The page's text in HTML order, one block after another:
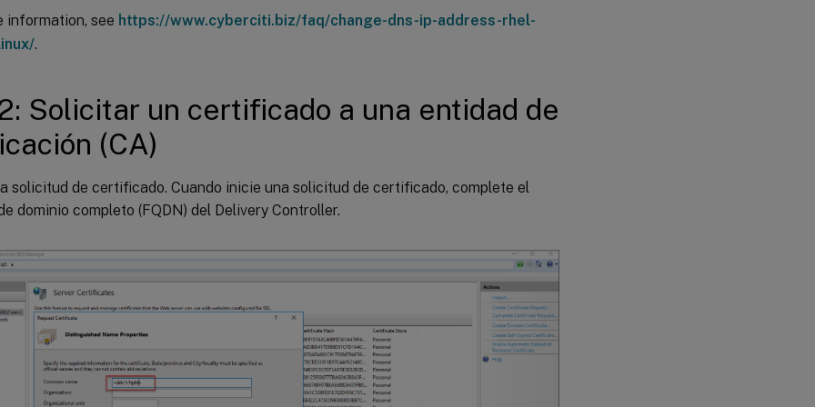
information, see https://www.cyberciti.biz/faq/change-dns-ip-address-rhel-
.
Solicitar un certificado a una entidad de
(CA)
solicitud de certificado. Cuando inicie una solicitud de certificado, complete el
dominio completo (FQDN) del Delivery Controller.